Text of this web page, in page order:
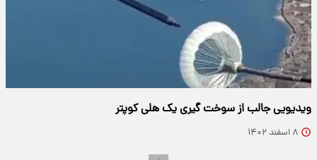
ویدیویی جالب از سوخت گیری یک هلی کوپتر
۸ اسفند ۱۴۰۲